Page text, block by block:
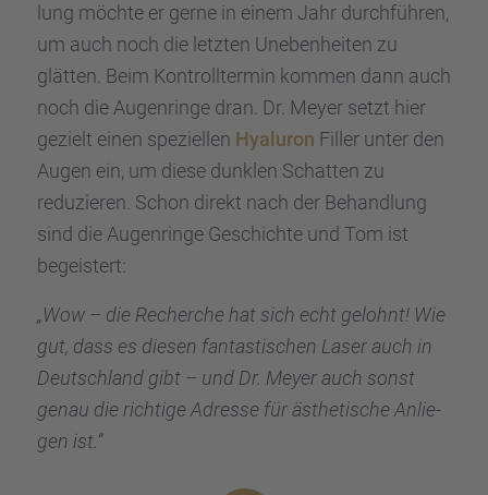
&eRecht24
lung möchte er gerne in einem Jahr durch­füh­ren,
um auch noch die letzten Uneben­hei­ten zu
glätten. Beim Kontroll­ter­min kommen dann auch
noch die Augen­ringe dran. Dr. Meyer setzt hier
gezielt einen spezi­el­len Hyalu­ron Filler unter den
Augen ein, um diese dunklen Schat­ten zu
reduzie­ren. Schon direkt nach der Behand­lung
sind die Augen­ringe Geschichte und Tom ist
begeis­tert:
„Wow – die Recher­che hat sich echt gelohnt! Wie
gut, dass es diesen fantas­ti­schen Laser auch in
Deutsch­land gibt – und Dr. Meyer auch sonst
genau die richtige Adresse für ästhe­ti­sche Anlie­
gen ist.“